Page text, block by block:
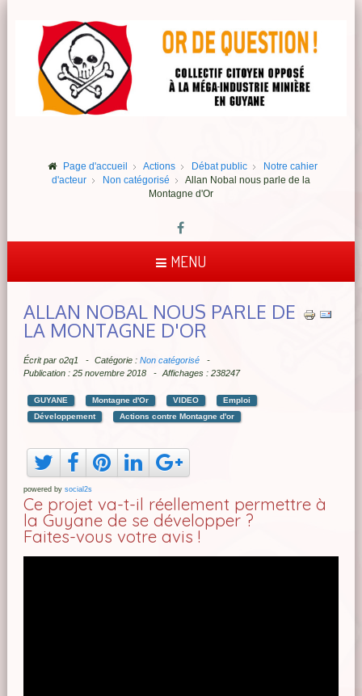
Page d'accueil Actions Débat public
Notre cahier
d'acteur
Non catégorisé
Allan Nobal nous parle de la
Montagne d'Or
MENU
ALLAN NOBAL NOUS PARLE DE
LA MONTAGNE D'OR
Écrit par o2q1 Catégorie : Non catégorisé
Publication : 25 novembre 2018
Affichages : 238247
GUYANE Montagne d'Or VIDEO
Emploi
Développement
Actions contre Montagne d'or
powered by social2s
Ce projet va-t-il réellement permettre à
la Guyane de se développer ?
Faites-vous votre avis !